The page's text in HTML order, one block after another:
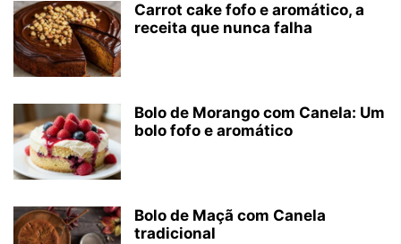
Carrot cake fofo e aromático, a
receita que nunca falha
Bolo de Morango com Canela: Um
bolo fofo e aromático
Bolo de Maçã com Canela
tradicional